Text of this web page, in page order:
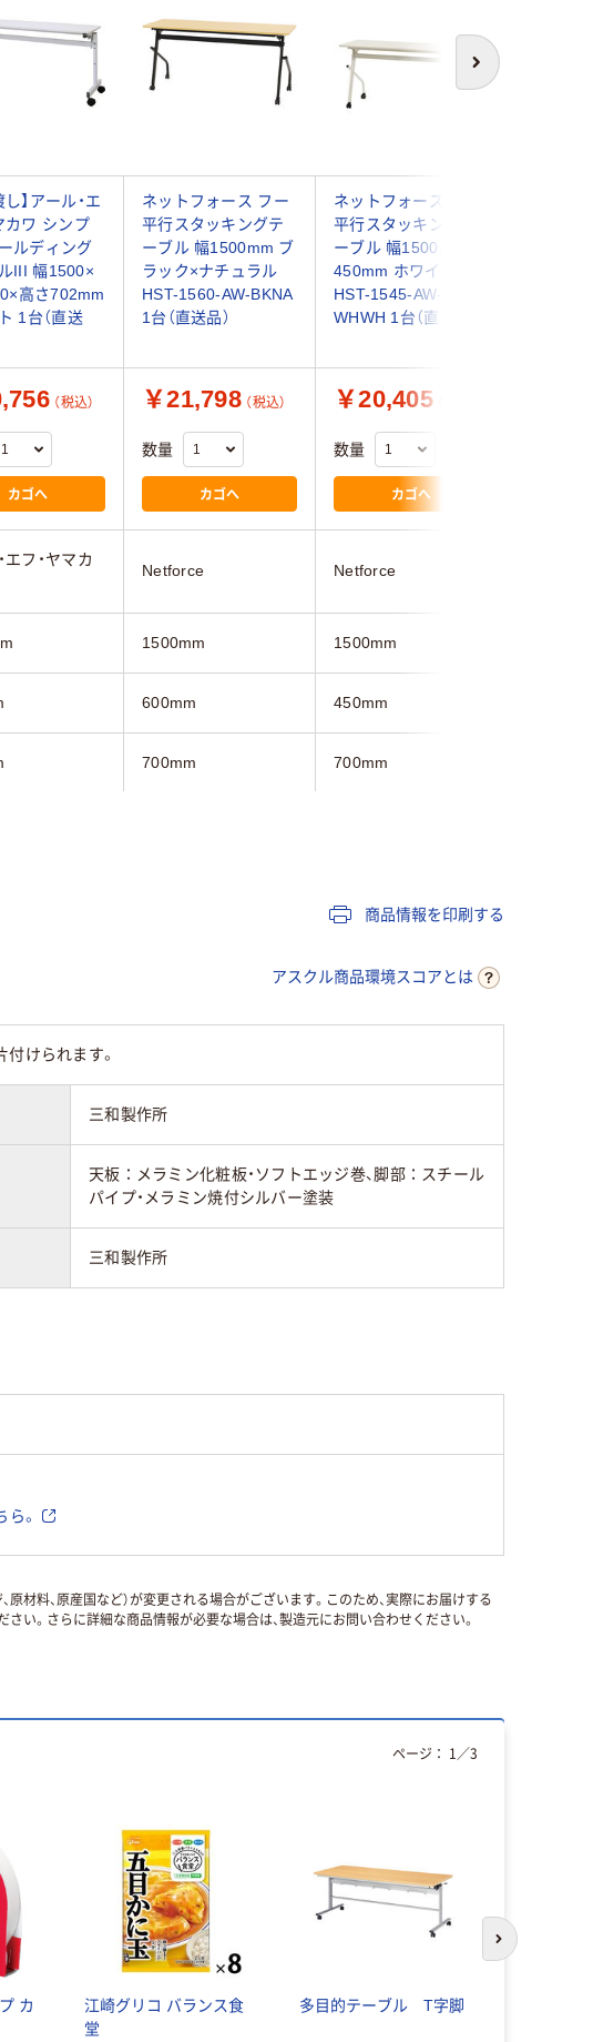
次へ
し】アール・エ
カワ シンプ
ルディング
III 幅1500×
高さ702mm
1台（直送
ネットフォース フー
平行スタッキングテ
ーブル 幅1500mm ブ
ラック×ナチュラル
HST-1560-AW-BKNA
1台（直送品）
ネットフォース フー
平行スタッキングテ
ーブル 幅1500×奥行
450mm ホワイト
HST-1545-AW-
WHWH 1台（直送品）
（税込）
カゴへ
￥21,798 （税込）
数量
カゴへ
￥20,405
数量
カゴへ
エフ・ヤマカ
Netforce Netforce
1500mm 1500mm
600mm 450mm
700mm 700mm
商品情報を印刷する
アスクル商品環境スコアとは
けられます。
三和製作所
天板：メラミン化粧板・ソフトエッジ巻、脚部：スチール
パイプ・メラミン焼付シルバー塗装
三和製作所
。
材料、原産国など）が変更される場合がございます。このため、実際にお届けする
い。さらに詳細な商品情報が必要な場合は、製造元にお問い合わせください。
カ
江崎グリコ バランス食
堂
多目的テーブル T字脚
ページ： 1 ／3
次のスライド